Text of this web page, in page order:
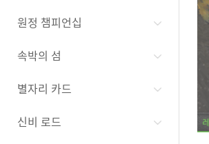
원정 챔피언십
속박의 섬
별자리 카드
신비 로드